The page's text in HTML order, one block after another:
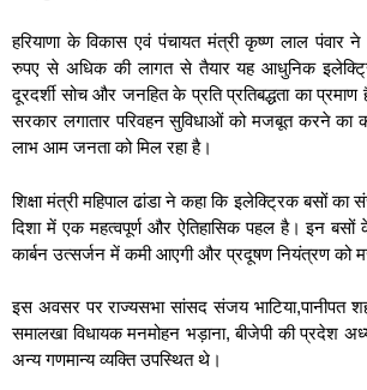
हरियाणा के विकास एवं पंचायत मंत्री कृष्ण लाल
रुपए से अधिक की लागत से तैयार यह आधुनिक
दूरदर्शी सोच और जनहित के प्रति प्रतिबद्धता का
सरकार लगातार परिवहन सुविधाओं को मजबूत करने का
लाभ आम जनता को मिल रहा है।
शिक्षा मंत्री महिपाल ढांडा ने कहा कि इलेक्ट्रिक बसों का
दिशा में एक महत्वपूर्ण और ऐतिहासिक पहल है। इन
कार्बन उत्सर्जन में कमी आएगी और प्रदूषण नियंत्रण को
इस अवसर पर राज्यसभा सांसद संजय भाटिया,पानीपत
समालखा विधायक मनमोहन भड़ाना, बीजेपी की प्रदेश
अन्य गणमान्य व्यक्ति उपस्थित थे।